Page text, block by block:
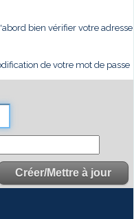
bien vérifier votre adresse
de votre mot de passe